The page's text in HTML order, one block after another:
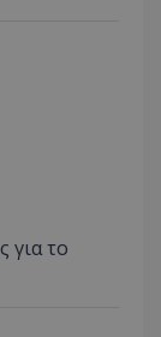
για το